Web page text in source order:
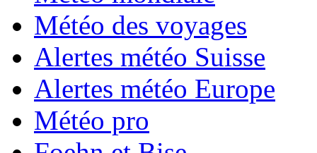
Météo des voyages
Alertes météo Suisse
Alertes météo Europe
Météo pro